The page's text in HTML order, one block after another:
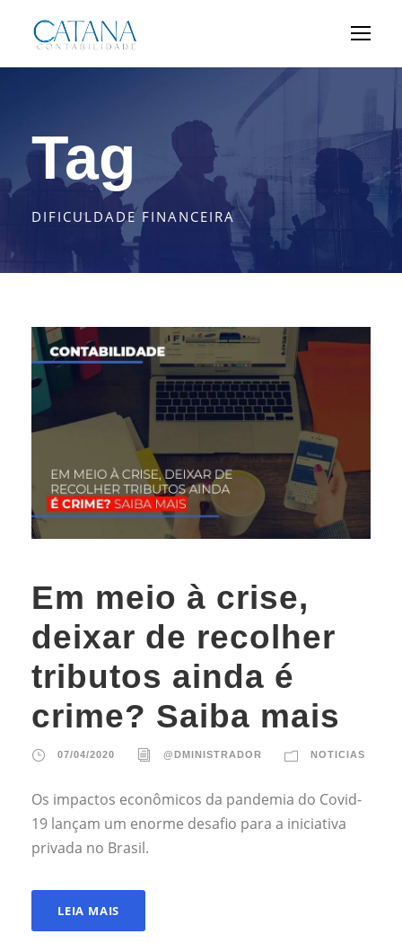
Tag
DIFICULDADE FINANCEIRA
Em meio à crise,
deixar de recolher
tributos ainda é
crime? Saiba mais
07/04/2020 @DMINISTRADOR NOTICIAS
Os impactos econômicos da pandemia do Covid-
19 lançam um enorme desafio para a iniciativa
privada no Brasil.
LEIA MAIS